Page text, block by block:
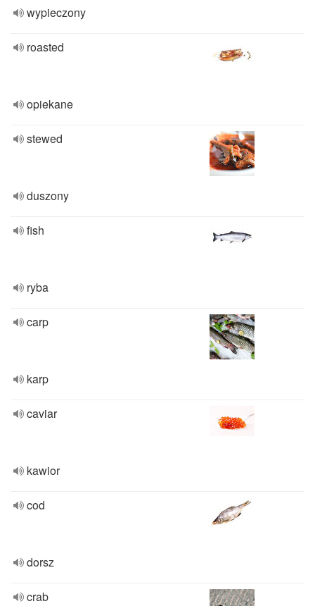
wypieczony
roasted
opiekane
stewed
duszony
fish
ryba
carp
karp
caviar
kawior
cod
dorsz
crab